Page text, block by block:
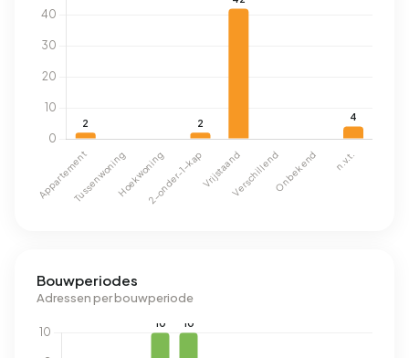
Bouwperiodes
Adressen per bouwperiode